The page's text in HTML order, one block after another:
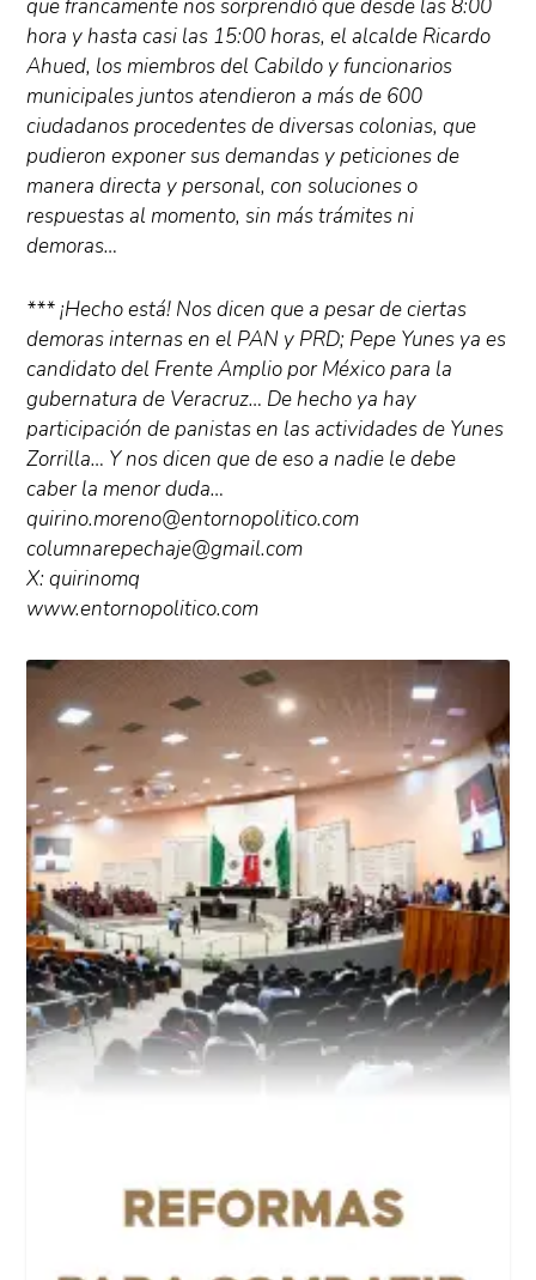
que francamente nos sorprendió que desde las 8:00
hora y hasta casi las 15:00 horas, el alcalde Ricardo
Ahued, los miembros del Cabildo y funcionarios
municipales juntos atendieron a más de 600
ciudadanos procedentes de diversas colonias, que
pudieron exponer sus demandas y peticiones de
manera directa y personal, con soluciones o
respuestas al momento, sin más trámites ni
demoras…
*** ¡Hecho está! Nos dicen que a pesar de ciertas
demoras internas en el PAN y PRD; Pepe Yunes ya es
candidato del Frente Amplio por México para la
gubernatura de Veracruz… De hecho ya hay
participación de panistas en las actividades de Yunes
Zorrilla… Y nos dicen que de eso a nadie le debe
caber la menor duda…
quirino.moreno@entornopolitico.com
columnarepechaje@gmail.com
X: quirinomq
www.entornopolitico.com